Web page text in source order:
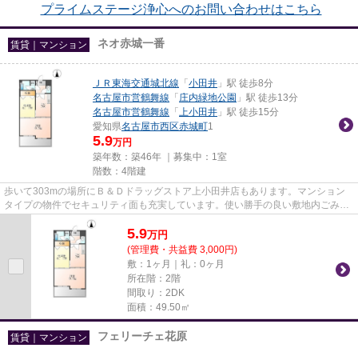
プライムステージ浄心へのお問い合わせはこちら
賃貸｜マンション ネオ赤城一番
ＪＲ東海交通城北線 「 小田井 」駅 徒歩8分
名古屋市営鶴舞線 「 庄内緑地公園 」駅 徒歩13分
名古屋市営鶴舞線 「 上小田井 」駅 徒歩15分
愛知県名古屋市西区赤城町1
5.9万円
築年数：築46年 ｜募集中： 1室
階数：4階建
歩いて303mの場所にＢ＆Ｄドラッグストア上小田井店もあります。マンション
タイプの物件でセキュリティ面も充実しています。使い勝手の良い敷地内ごみ置
き場付。駅から徒歩8分以内の物...
5.9万円
(管理費・共益費 3,000円)
敷：1ヶ月｜礼：0ヶ月
所在階：2階
間取り：2DK
面積：49.50㎡
賃貸｜マンション フェリーチェ花原